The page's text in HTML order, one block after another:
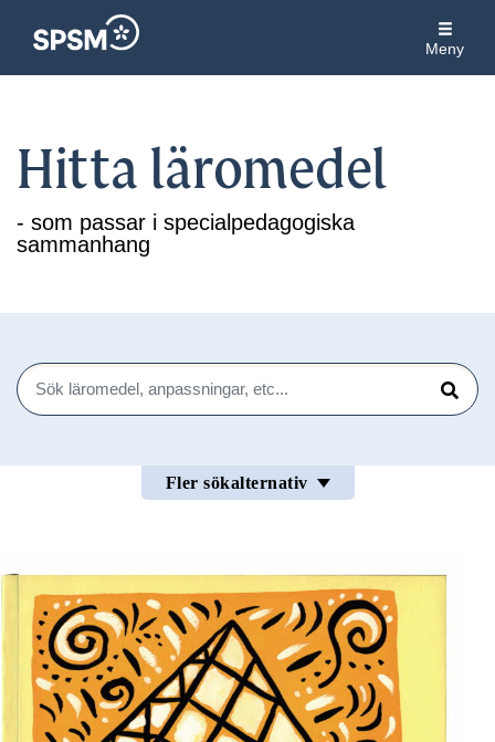
Meny
Hitta läromedel
- som passar i specialpedagogiska
sammanhang
Sök
Sök
Fler sökalternativ